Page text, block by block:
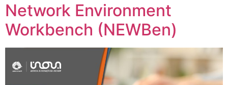
Network Environment
Workbench (NEWBen)